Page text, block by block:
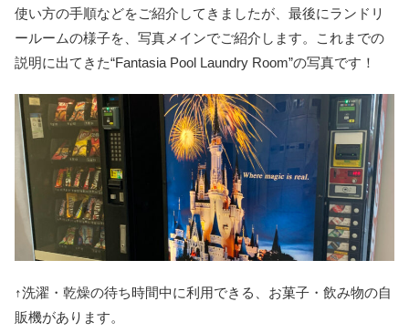
使い方の手順などをご紹介してきましたが、最後にランドリ
ールームの様子を、写真メインでご紹介します。これまでの
説明に出てきた“Fantasia Pool Laundry Room”の写真です！
↑洗濯・乾燥の待ち時間中に利用できる、お菓子・飲み物の自
販機があります。